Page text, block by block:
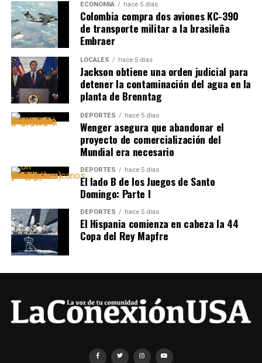
ECONOMÍA hace 5 días
Colombia compra dos aviones KC-390
de transporte militar a la brasileña
Embraer
LOCALES hace 5 días
Jackson obtiene una orden judicial para
detener la contaminación del agua en la
planta de Brenntag
DEPORTES hace 5 días
Wenger asegura que abandonar el
proyecto de comercialización del
Mundial era necesario
DEPORTES hace 5 días
El lado B de los Juegos de Santo
Domingo: Parte I
DEPORTES hace 5 días
El Hispania comienza en cabeza la 44
Copa del Rey Mapfre